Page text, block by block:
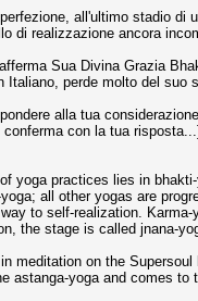
all'ultimo stadio
di realizzazione ancora
Sua Divina Grazia
Italiano, perde molto del
alla tua
con la tua
yoga practices lies in
all other yogas are
to self-realization.
the stage is called jnana-
meditation on the
astanga-yoga and comes